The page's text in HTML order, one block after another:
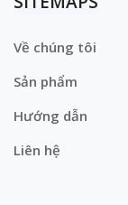
Về chúng tôi
Sản phẩm
Hướng dẫn
Liên hệ